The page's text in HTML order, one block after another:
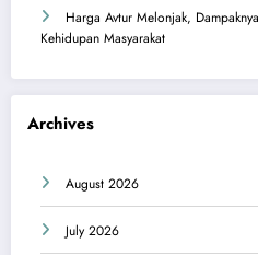
Harga Avtur Melonjak,
Kehidupan Masyarakat
Archives
August 2026
July 2026